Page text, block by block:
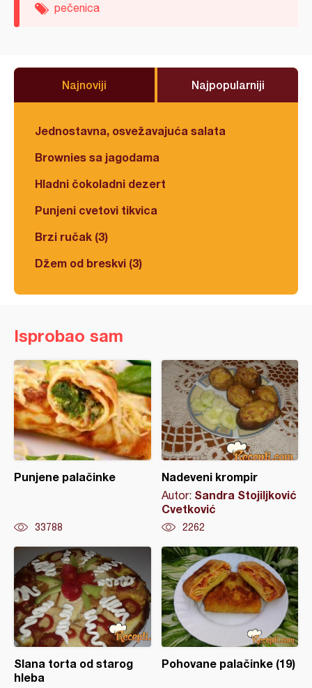
pečenica
Najnoviji Najpopularniji
Jednostavna, osvežavajuća salata
Brownies sa jagodama
Hladni čokoladni dezert
Punjeni cvetovi tikvica
Brzi ručak (3)
Džem od breskvi (3)
Isprobao sam
Punjene palačinke
33788
Nadeveni krompir
Autor: Sandra Stojiljković
Cvetković
2262
Slana torta od starog
hleba
Pohovane palačinke (19)